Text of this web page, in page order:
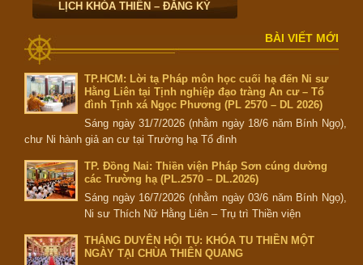
LỊCH KHÓA THIỀN – ĐĂNG KÝ
BÀI VIẾT MỚI
TP.HCM: Lời tạ Pháp môn học cuối hạ đến Ni sư
Hằng Liên tại Tịnh nghiệp đạo tràng An cư – Tổ
đình Tịnh xá Ngọc Phương (PL 2570 – DL 2026)
Sáng ngày 31/7/2026 (nhằm ngày 18/6 năm Bính Ngọ),
chư Ni hành giả an cư tại Trường hạ Tổ đình
TP. Đồng Nai: Thiền viện Pháp Sơn cúng dường
các Trường hạ (PL.2570 – DL.2026)
Sáng ngày 16/7/2026 (nhằm ngày 03/6 năm Bính Ngọ),
Ni sư Thích Nữ Hằng Liên – Trụ trì Thiền viện
THẮNG DUYÊN HỘI TỤ: KHÓA TU THIỀN MỘT
NGÀY TẠI CHÙA THIÊN QUANG